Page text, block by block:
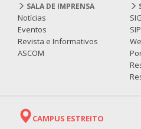
SALA DE IMPRENSA
Notícias
Eventos
Revista e Informativos
ASCOM
CAMPUS ESTREITO